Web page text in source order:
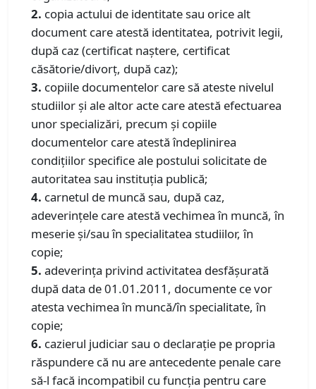
2. copia actului de identitate sau orice alt
document care atestă identitatea, potrivit legii,
după caz (certificat naştere, certificat
căsătorie/divorţ, după caz);
3. copiile documentelor care să ateste nivelul
studiilor şi ale altor acte care atestă efectuarea
unor specializări, precum şi copiile
documentelor care atestă îndeplinirea
condițiilor specifice ale postului solicitate de
autoritatea sau instituţia publică;
4. carnetul de muncă sau, după caz,
adeverințele care atestă vechimea în muncă, în
meserie şi/sau în specialitatea studiilor, în
copie;
5. adeverinţa privind activitatea desfăşurată
după data de 01.01.2011, documente ce vor
atesta vechimea în muncă/în specialitate, în
copie;
6. cazierul judiciar sau o declaraţie pe propria
răspundere că nu are antecedente penale care
să-l facă incompatibil cu funcţia pentru care